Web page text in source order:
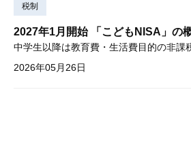
税制
2027年1月開始 「こどもNISA」の
中学生以降は教育費・生活費目的の非課
2026年05月26日